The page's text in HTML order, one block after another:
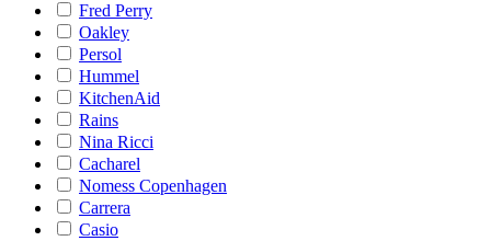
Fred Perry
Oakley
Persol
Hummel
KitchenAid
Rains
Nina Ricci
Cacharel
Nomess Copenhagen
Carrera
Casio